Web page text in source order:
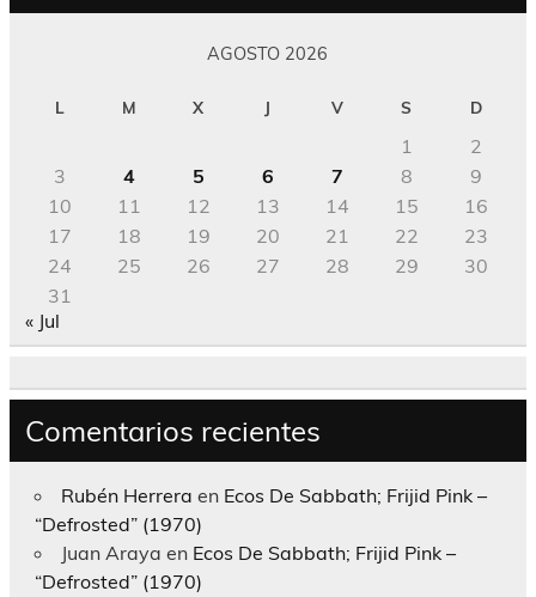
AGOSTO 2026
L M X J V S D
1
2
3
4 5 6 7 8
9
10
11 12 13 14 15
16
17
18 19 20 21 22
23
24
25 26 27 28 29
30
31
« Jul
Comentarios recientes
Rubén Herrera en Ecos De Sabbath; Frijid Pink –
“Defrosted” (1970)
Juan Araya en Ecos De Sabbath; Frijid Pink –
“Defrosted” (1970)